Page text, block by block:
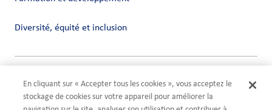
Diversité, équité et inclusion
Vie privée
Conditions
Compliance
En cliquant sur « Accepter tous les cookies », vous acceptez le
stockage de cookies sur votre appareil pour améliorer la